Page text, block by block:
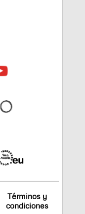
Términos y
condiciones